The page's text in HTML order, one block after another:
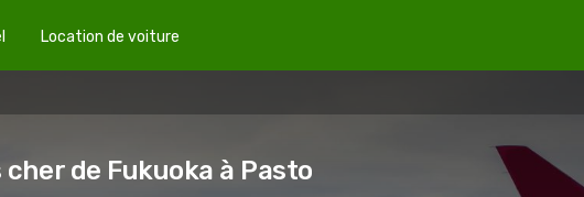
Location de voiture
de Fukuoka à Pasto